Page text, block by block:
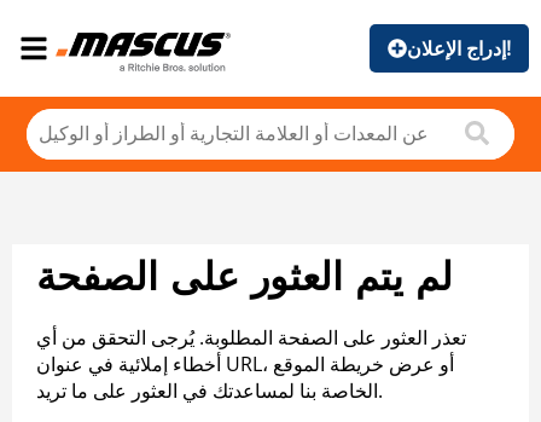
إدراج الإعلان!
لم يتم العثور على الصفحة
تعذر العثور على الصفحة المطلوبة. يُرجى التحقق من أي
أخطاء إملائية في عنوان URL، أو عرض خريطة الموقع
الخاصة بنا لمساعدتك في العثور على ما تريد.